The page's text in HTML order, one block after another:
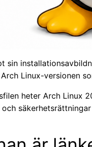
sin
Linux-versionen
heter Arch Linux